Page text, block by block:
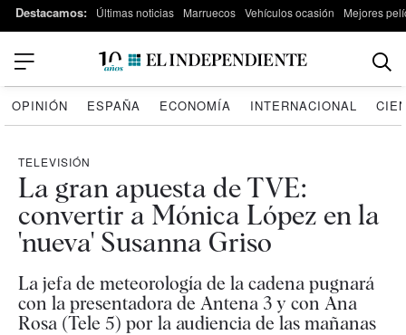
Destacamos: Últimas noticias Marruecos Vehículos ocasión Mejores
OPINIÓN ESPAÑA ECONOMÍA INTERNACIONAL
TELEVISIÓN
La gran apuesta de TVE:
convertir a Mónica López en la
'nueva' Susanna Griso
La jefa de meteorología de la cadena pugnará
con la presentadora de Antena 3 y con Ana
Rosa (Tele 5) por la audiencia de las mañanas